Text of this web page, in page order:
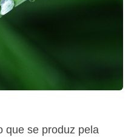
que se produz pela